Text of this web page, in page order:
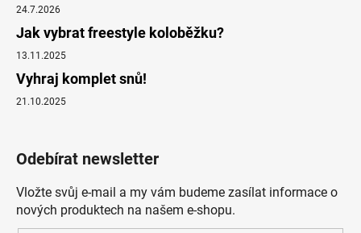
24.7.2026
Jak vybrat freestyle koloběžku?
13.11.2025
Vyhraj komplet snů!
21.10.2025
Odebírat newsletter
Vložte svůj e-mail a my vám budeme zasílat informace o
nových produktech na našem e-shopu.